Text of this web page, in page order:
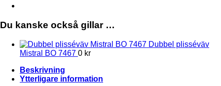
Du kanske också gillar …
Dubbel plisséväv
Mistral BO 7467 0 kr
Beskrivning
Ytterligare information